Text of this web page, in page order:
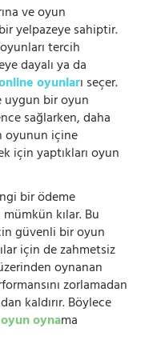
ve oyun
yelpazeye sahiptir.
tercih
dayalı ya da
oyunları seçer.
uygun bir oyun
sağlarken, daha
oyunun içine
için yaptıkları oyun
bir ödeme
kılar. Bu
güvenli bir oyun
için de zahmetsiz
oynanan
zorlamadan
kaldırır. Böylece
oyun oynama